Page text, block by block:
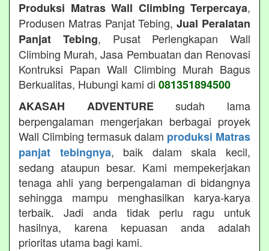
Produksi Matras Wall Climbing Terpercaya,
Produsen Matras Panjat Tebing,Jual Peralatan
Panjat Tebing, Pusat Perlengkapan Wall
Climbing Murah, Jasa Pembuatan dan Renovasi
Kontruksi Papan Wall Climbing Murah Bagus
Berkualitas, Hubungi kami di 081351894500
AKASAH ADVENTUREsudah lama
berpengalaman mengerjakan berbagai proyek
Wall Climbing termasuk dalam produksi Matras
panjat tebingnya, baik dalam skala kecil,
sedang ataupun besar. Kami mempekerjakan
tenaga ahli yang berpengalaman di bidangnya
sehingga mampu menghasilkan karya-karya
terbaik. Jadi anda tidak perlu ragu untuk
hasilnya, karena kepuasan anda adalah
prioritas utama bagi kami.